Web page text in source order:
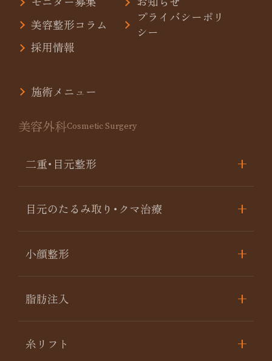
美容整形コラム
プライバシーポリ
シー
採用情報
施術メニュー
美容外科Cosmetic Surgery
二重･目元整形
目元のたるみ取り･クマ治療
小顔整形
脂肪注入
糸リフト